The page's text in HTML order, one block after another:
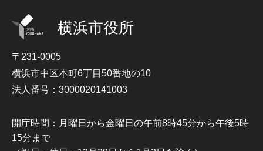
横浜市役所
〒231-0005
横浜市中区本町6丁目50番地の10
法人番号：3000020141003
開庁時間：月曜日から金曜日の午前8時45分から午後5時
15分まで